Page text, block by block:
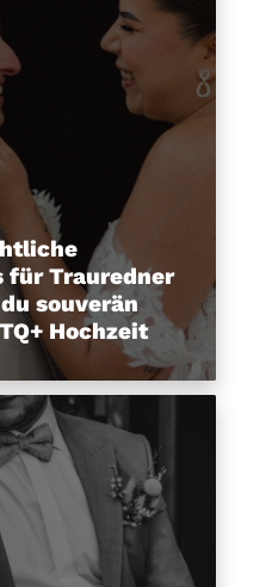
für Trauredner
souverän
Hochzeit